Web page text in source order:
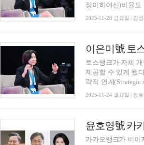
정이하여신)비율도
2025-11-28 금요일 | 김
토스뱅크가 자체
제공할 수 있게 됐다. 토스뱅크는 고객의 안전한 금융 경험 혁신을 최우선 가치로 삼
략적 연계(Strategic
2025-11-24 월요일 | 장
카카오뱅크가 비이